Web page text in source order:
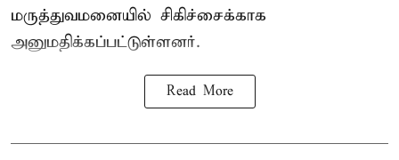
மருத்துவமனையில் சிகிச்சைக்காக
அனுமதிக்கப்பட்டுள்ளனர்.
Read More